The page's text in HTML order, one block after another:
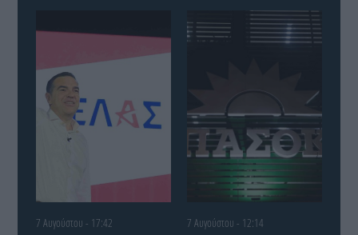
7 Αυγούστου - 17:42 7 Αυγούστου - 12:14